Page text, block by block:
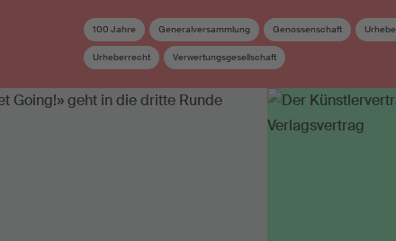
100 Jahre Generalversammlung Genossenschaft
Urheberrecht Verwertungsgesellschaft